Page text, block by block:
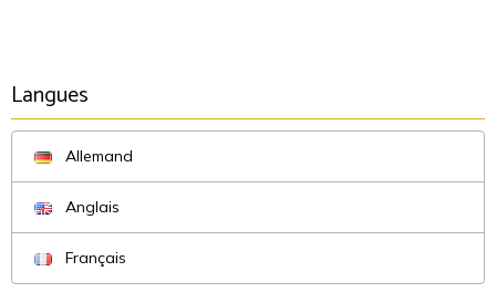
Langues
Allemand
Anglais
Français